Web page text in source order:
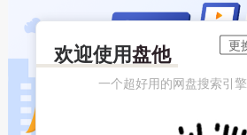
欢迎使用盘他
一个超好用的网盘搜索引擎